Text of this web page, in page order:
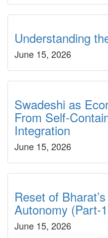
Understanding
June 15, 2026
Swadeshi as
From Self-
Integration
June 15, 2026
Reset of
Autonomy (Part-
June 15, 2026